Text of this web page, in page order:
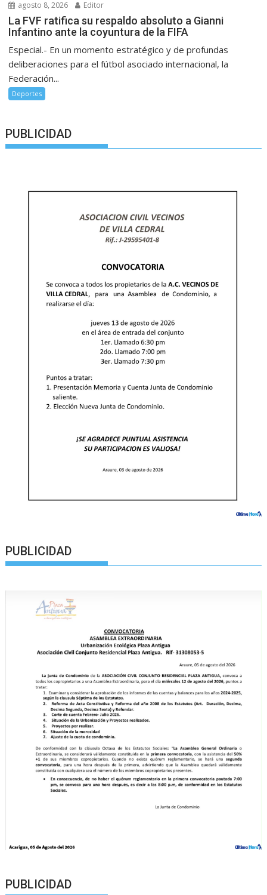
agosto 8, 2026 Editor
La FVF ratifica su respaldo absoluto a Gianni
Infantino ante la coyuntura de la FIFA
Especial.- En un momento estratégico y de profundas
deliberaciones para el fútbol asociado internacional, la
Federación...
Deportes
PUBLICIDAD
PUBLICIDAD
PUBLICIDAD